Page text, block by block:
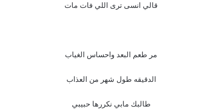
قالي انسى ترى اللي فات مات
مر طعم البعد واحساس الغياب
الدقيقه طول شهر من العذاب
طالبك مابي نكررها حبيبي